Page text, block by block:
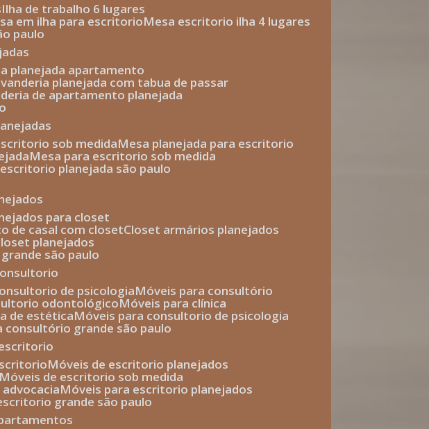
ilha de trabalho 6 lugares
em ilha para escritorio mesa escritorio ilha 4 lugares
paulo
planejada apartamento
planejada com tabua de passar
de apartamento planejada
escritorio sob medida mesa planejada para escritorio
mesa para escritorio sob medida
escritorio planejada são paulo
para closet
de casal com closet closet armários planejados
planejados
grande são paulo
de psicologia móveis para consultório
odontológico móveis para clínica
de estética móveis para consultorio de psicologia
consultório grande são paulo
escritorio
móveis de escritorio planejados
móveis de escritorio sob medida
advocacia móveis para escritorio planejados
grande são paulo